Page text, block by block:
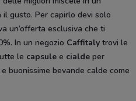
gusto. Per capirlo devi solo
un’offerta esclusiva che ti
In un negozio Caffitaly trovi le
le capsule e cialde per
buonissime bevande calde come